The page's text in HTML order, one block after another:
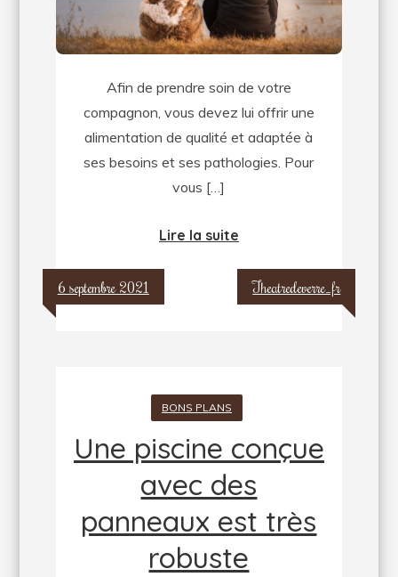
votre
chien
Afin de prendre soin de votre
compagnon, vous devez lui offrir une
alimentation de qualité et adaptée à
ses besoins et ses pathologies. Pour
vous […]
Lire la suite
6 septembre 2021 Theatredeverre_fr
BONS PLANS
Une piscine conçue
avec des
panneaux est très
robuste